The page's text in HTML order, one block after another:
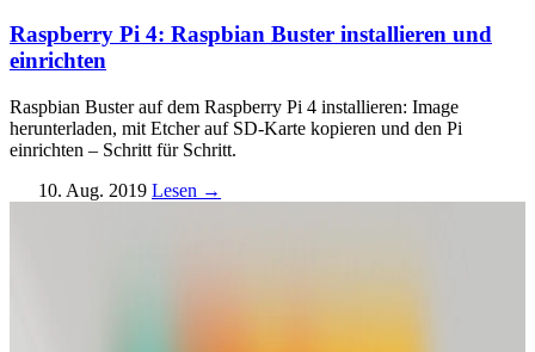
Raspberry Pi 4: Raspbian Buster installieren und
einrichten
Raspbian Buster auf dem Raspberry Pi 4 installieren: Image
herunterladen, mit Etcher auf SD-Karte kopieren und den Pi
einrichten – Schritt für Schritt.
10. Aug. 2019 Lesen →